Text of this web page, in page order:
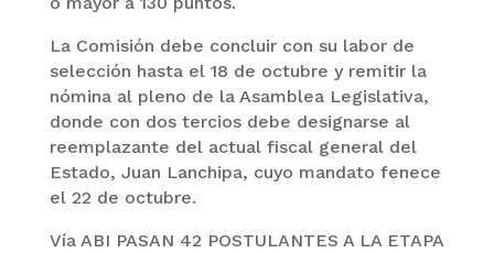
La Comisión debe concluir con su labor de
selección hasta el 18 de octubre y remitir la
nómina al pleno de la Asamblea Legislativa,
donde con dos tercios debe designarse al
reemplazante del actual fiscal general del
Estado, Juan Lanchipa, cuyo mandato fenece
el 22 de octubre.
Vía ABI PASAN 42 POSTULANTES A LA ETAPA